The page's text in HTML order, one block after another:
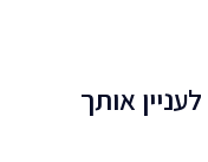
אותך